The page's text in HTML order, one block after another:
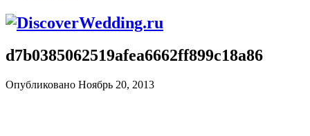
d7b0385062519afea6662ff899c18a86
Опубликовано Ноябрь 20, 2013